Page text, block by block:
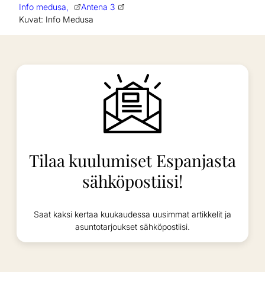
Info medusa,
Antena 3
Kuvat: Info Medusa
Tilaa kuulumiset Espanjasta
sähköpostiisi!
Saat kaksi kertaa kuukaudessa uusimmat artikkelit ja
asuntotarjoukset sähköpostiisi.